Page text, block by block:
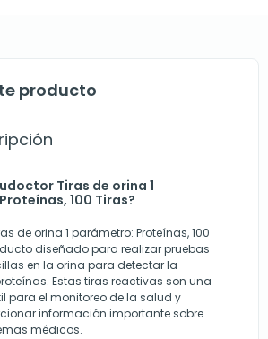
producto
Tiras de orina 1
100 Tiras?
de orina 1 parámetro: Proteínas, 100
diseñado para realizar pruebas
en la orina para detectar la
Estas tiras reactivas son una
para el monitoreo de la salud y
información importante sobre
médicos.